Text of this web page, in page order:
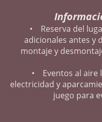
• Reserva del
adicionales antes y
montaje y
• Eventos al aire
electricidad y
juego para